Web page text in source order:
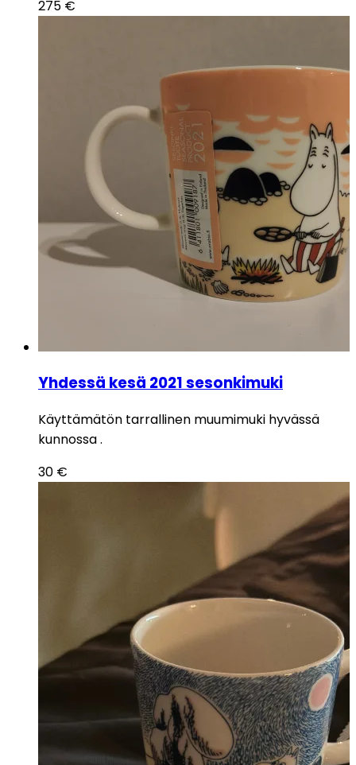
275 €
Yhdessä kesä 2021 sesonkimuki
Käyttämätön tarrallinen muumimuki hyvässä
kunnossa .
30 €